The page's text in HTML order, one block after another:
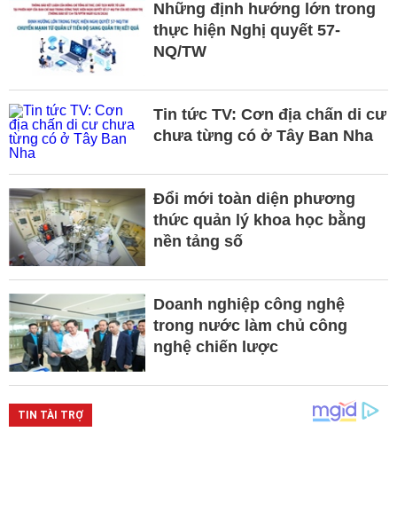
Những định hướng lớn trong
thực hiện Nghị quyết 57-
NQ/TW
Tin tức TV: Cơn địa chấn di cư
chưa từng có ở Tây Ban Nha
Đổi mới toàn diện phương
thức quản lý khoa học bằng
nền tảng số
Doanh nghiệp công nghệ
trong nước làm chủ công
nghệ chiến lược